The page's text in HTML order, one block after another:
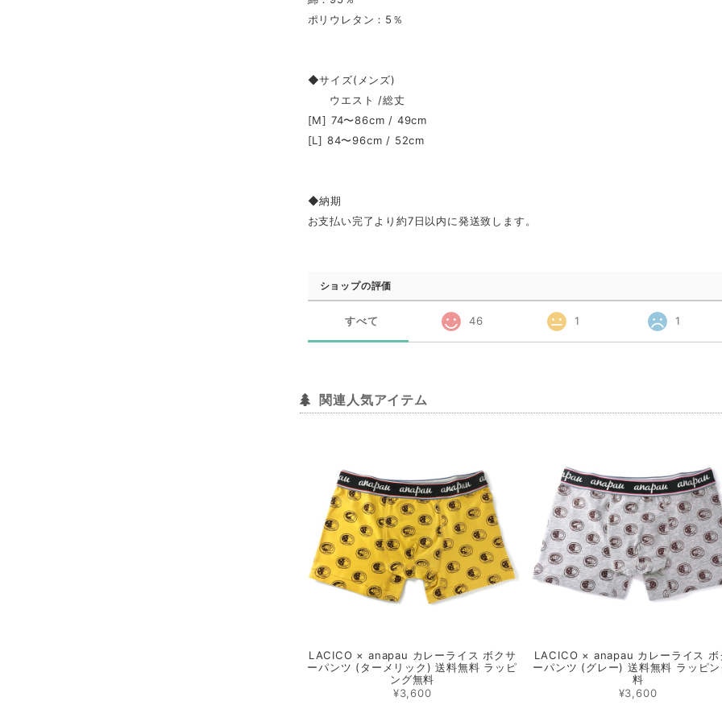
ポリウレタン：5％
◆サイズ(メンズ)
ウエスト /総丈
[M] 74〜86cm / 49cm
[L] 84〜96cm / 52cm
◆納期
お支払い完了より約7日以内に発送致します。
ショップの評価
すべて 46 1 1
関連人気アイテム
LACICO × anapau カレーライス ボクサ
ーパンツ (ターメリック) 送料無料 ラッピ
ング無料
¥3,600
LACICO × anapau カレーライス ボ
ーパンツ (グレー) 送料無料 ラッピ
料
¥3,600